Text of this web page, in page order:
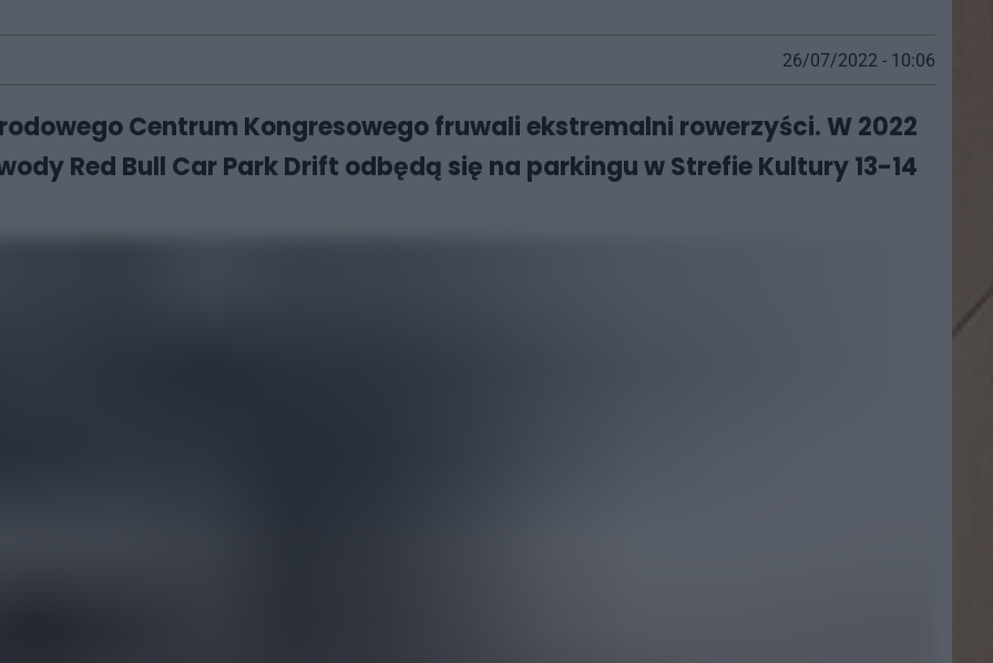
26/07/2022 - 10:06
Centrum Kongresowego fruwali ekstremalni rowerzyści. W 2022
Red Bull Car Park Drift odbędą się na parkingu w Strefie Kultury 13-14